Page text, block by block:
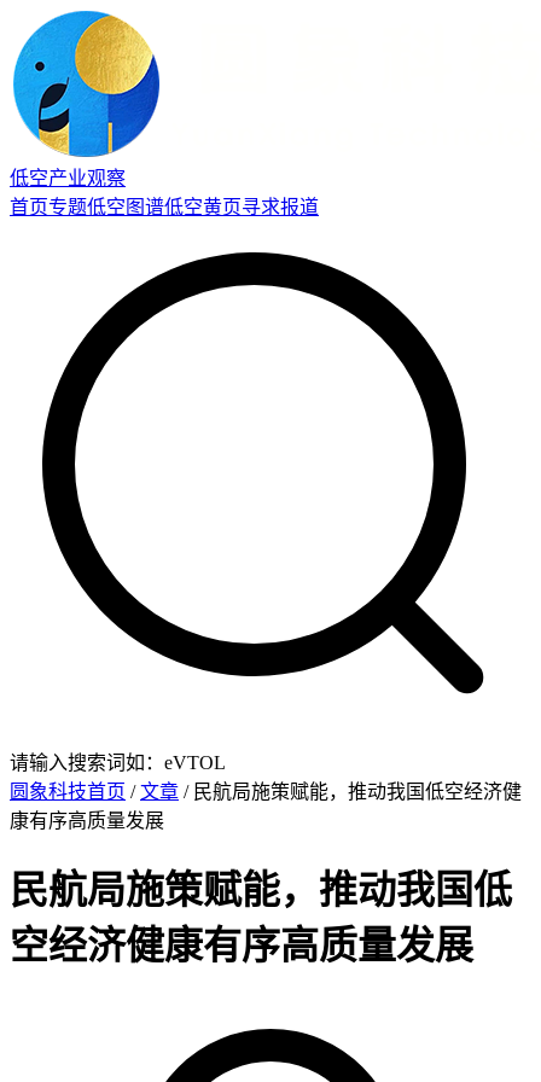
低空产业观察
首页专题低空图谱低空黄页寻求报道
请输入搜索词如：eVTOL
圆象科技首页 /文章 / 民航局施策赋能，推动我国低空经济健
康有序高质量发展
民航局施策赋能，推动我国低
空经济健康有序高质量发展